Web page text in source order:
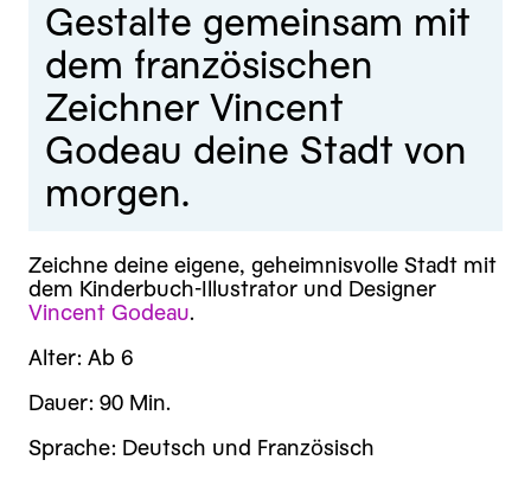
Gestalte gemeinsam mit
dem französischen
Zeichner Vincent
Godeau deine Stadt von
morgen.
Zeichne deine eigene, geheimnisvolle Stadt mit
dem Kinderbuch-Illustrator und Designer
Vincent Godeau.
Alter: Ab 6
Dauer: 90 Min.
Sprache: Deutsch und Französisch